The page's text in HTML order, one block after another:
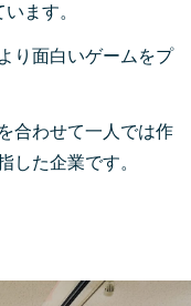
ます。
り面白いゲームをプ
合わせて一人では作
した企業です。